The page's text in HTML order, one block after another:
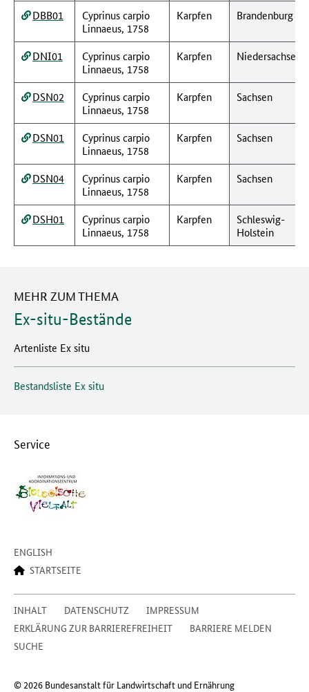
DBB01
Cyprinus carpio
Linnaeus, 1758
Karpfen Brandenburg
DNI01
Cyprinus carpio
Linnaeus, 1758
Karpfen Niedersachsen
DSN02
Cyprinus carpio
Linnaeus, 1758
Karpfen Sachsen
DSN01
Cyprinus carpio
Linnaeus, 1758
Karpfen Sachsen
DSN04
Cyprinus carpio
Linnaeus, 1758
Karpfen Sachsen
DSH01
Cyprinus carpio
Linnaeus, 1758
Karpfen
Schleswig-
Holstein
MEHR ZUM THEMA
Ex-situ-Bestände
Artenliste Ex situ
Bestandsliste Ex situ
Service
ENGLISH
STARTSEITE
INHALT DATENSCHUTZ
IMPRESSUM
ERKLÄRUNG ZUR BARRIEREFREIHEIT
BARRIERE MELDEN
SUCHE
© 2026 Bundesanstalt für Landwirtschaft und Ernährung